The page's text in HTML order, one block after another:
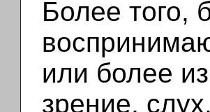
Более того,
или более
зрение,